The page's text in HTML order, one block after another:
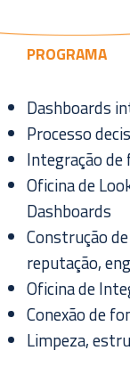
PROGRAMA
Dashboards
Processo
Integração
Oficina de
Dashboards
Construção
reputação,
Oficina de
Conexão de
Limpeza,